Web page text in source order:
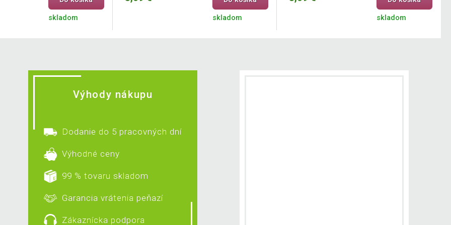
skladom skladom skladom
Výhody nákupu
Dodanie do 5 pracovných dní
Výhodné ceny
99 % tovaru skladom
Garancia vrátenia peňazí
Zákaznícka podpora